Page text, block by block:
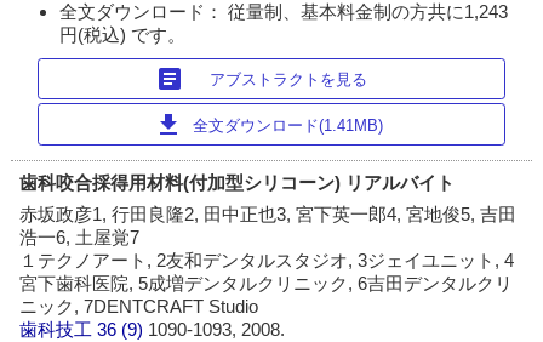
全文ダウンロード： 従量制、基本料金制の方共に1,243
円(税込) です。
article アブストラクトを見る
download 全文ダウンロード(1.41MB)
歯科咬合採得用材料(付加型シリコーン) リアルバイト
赤坂政彦1, 行田良隆2, 田中正也3, 宮下英一郎4, 宮地俊5, 吉田
浩一6, 土屋覚7
１テクノアート, 2友和デンタルスタジオ, 3ジェイユニット, 4
宮下歯科医院, 5成増デンタルクリニック, 6吉田デンタルクリ
ニック, 7DENTCRAFT Studio
歯科技工 36 (9) 1090-1093, 2008.